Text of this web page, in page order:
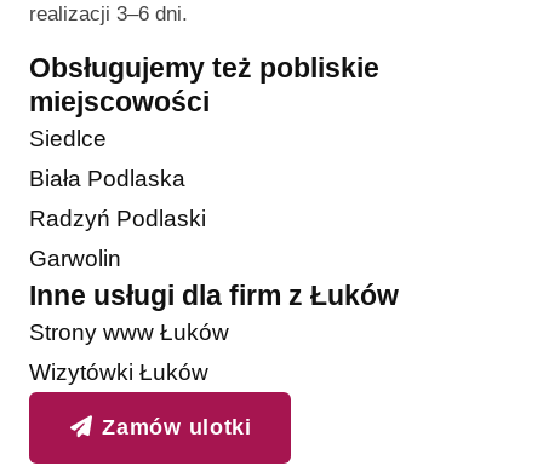
realizacji 3–6 dni.
Obsługujemy też pobliskie
miejscowości
Siedlce
Biała Podlaska
Radzyń Podlaski
Garwolin
Inne usługi dla firm z Łuków
Strony www Łuków
Wizytówki Łuków
Zamów ulotki